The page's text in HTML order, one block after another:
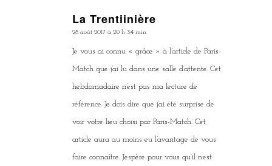
La Trentiinière
dit
28 août 2017 à 20 h 34 min
Je vous ai connu « grâce » à l’article de Paris-
Match que j’ai lu dans une salle d’attente. Cet
hebdomadaire n’est pas ma lecture de
référence. Je dois dire que j’ai été surprise de
voir votre lieu choisi par Paris-Match. Cet
article aura au moins eu l’avantage de vous
faire connaître. J’espère pour vous qu’il n’est